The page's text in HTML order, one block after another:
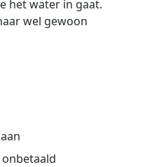
het water in gaat.
wel gewoon
onbetaald